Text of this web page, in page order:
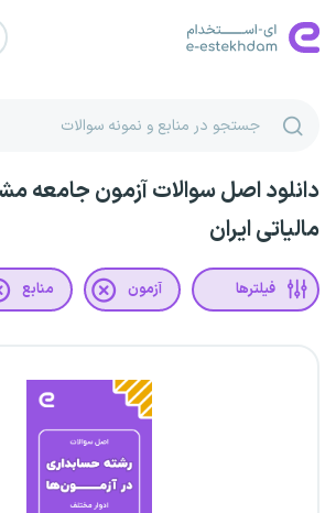
دانلود اصل سوالات آزمون جامعه
مالیاتی ایران
فیلترها آزمون منابع